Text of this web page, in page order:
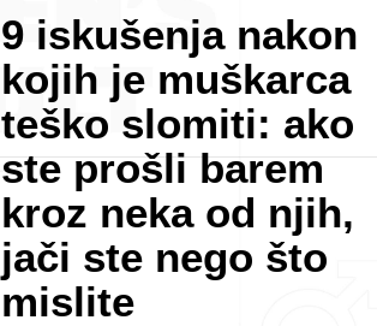
9 iskušenja nakon
kojih je muškarca
teško slomiti: ako
ste prošli barem
kroz neka od njih,
jači ste nego što
mislite